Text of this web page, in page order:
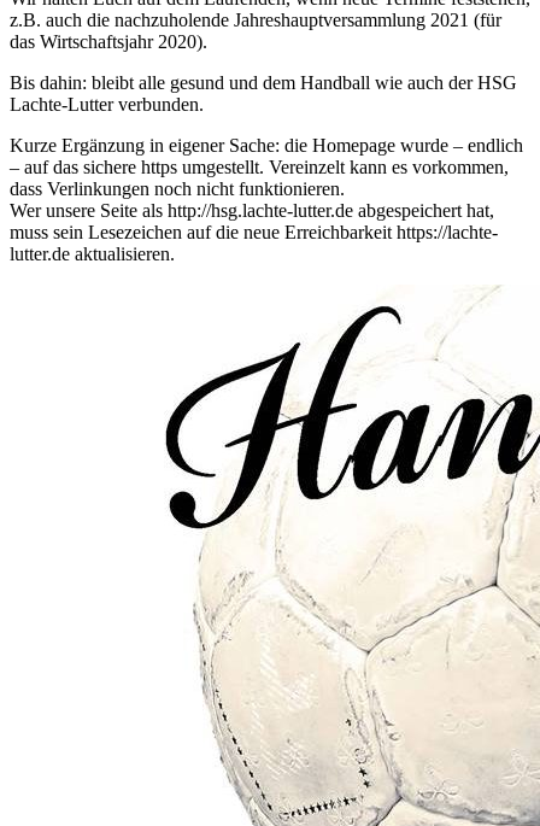
z.B. auch die nachzuholende Jahreshauptversammlung 2021 (für
das Wirtschaftsjahr 2020).
Bis dahin: bleibt alle gesund und dem Handball wie auch der HSG
Lachte-Lutter verbunden.
Kurze Ergänzung in eigener Sache: die Homepage wurde – endlich
– auf das sichere https umgestellt. Vereinzelt kann es vorkommen,
dass Verlinkungen noch nicht funktionieren.
Wer unsere Seite als http://hsg.lachte-lutter.de abgespeichert hat,
muss sein Lesezeichen auf die neue Erreichbarkeit https://lachte-
lutter.de aktualisieren.